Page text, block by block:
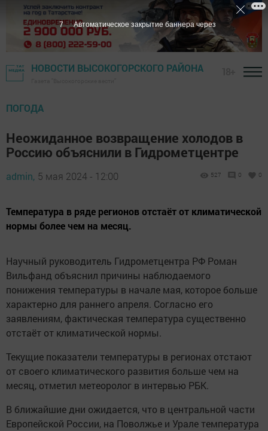
НОВОСТИ ВЫСОКОГОРСКОГО РАЙОНА
ПОГОДА
Неожиданное возвращение холодов в
Россию объяснили в Гидрометцентре
admin, 5 мая 2024 - 12:00 527 0 0
Температура в ряде регионов отстаёт от климатической
нормы более чем на месяц.
Научный руководитель Гидрометцентра РФ Роман
Вильфанд объяснил причины наблюдаемого
понижения температуры в начале мая, которое больше
характерно для раннего апреля. Согласно его
заявлениям, фактическая температура существенно
отстаёт от климатической нормы.
Текущие показатели температуры в регионах отстают
от своего климатического развития больше чем на
месяц, отметил метеоролог в интервью РБК.
В ближайшие дни ожидается, что в центральной части
Европейской России, на Поволжье и Урале температура
7 Автоматическое закрытие баннера через